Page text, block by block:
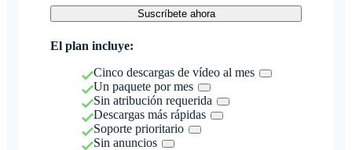
Suscríbete ahora
El plan incluye:
Cinco descargas de vídeo al mes
Un paquete por mes
Sin atribución requerida
Descargas más rápidas
Soporte prioritario
Sin anuncios